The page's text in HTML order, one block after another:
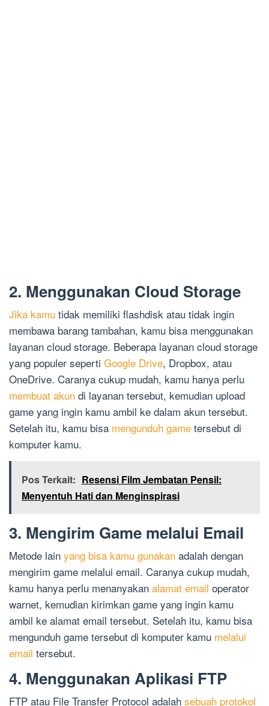
2. Menggunakan Cloud Storage
Jika kamu tidak memiliki flashdisk atau tidak ingin
membawa barang tambahan, kamu bisa menggunakan
layanan cloud storage. Beberapa layanan cloud storage
yang populer seperti Google Drive, Dropbox, atau
OneDrive. Caranya cukup mudah, kamu hanya perlu
membuat akun di layanan tersebut, kemudian upload
game yang ingin kamu ambil ke dalam akun tersebut.
Setelah itu, kamu bisa mengunduh game tersebut di
komputer kamu.
Pos Terkait: Resensi Film Jembatan Pensil:
Menyentuh Hati dan Menginspirasi
3. Mengirim Game melalui Email
Metode lain yang bisa kamu gunakan adalah dengan
mengirim game melalui email. Caranya cukup mudah,
kamu hanya perlu menanyakan alamat email operator
warnet, kemudian kirimkan game yang ingin kamu
ambil ke alamat email tersebut. Setelah itu, kamu bisa
mengunduh game tersebut di komputer kamu melalui
email tersebut.
4. Menggunakan Aplikasi FTP
FTP atau File Transfer Protocol adalah sebuah protokol